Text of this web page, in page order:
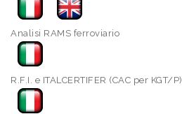
Analisi RAMS ferroviario
R.F.I. e ITALCERTIFER (CAC per KGT/P)